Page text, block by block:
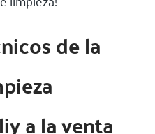
de la
a la venta